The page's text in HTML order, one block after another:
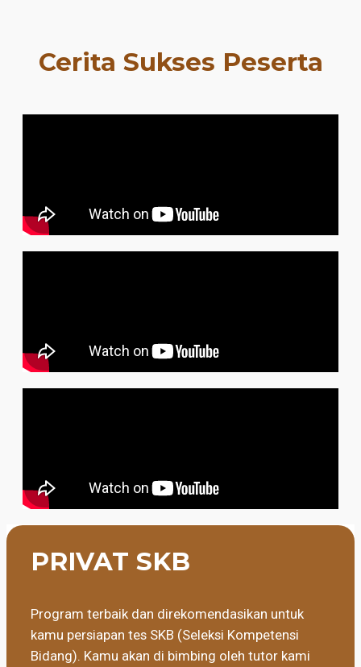
Cerita Sukses Peserta
PRIVAT SKB
Program terbaik dan direkomendasikan untuk
kamu persiapan tes SKB (Seleksi Kompetensi
Bidang). Kamu akan di bimbing oleh tutor kami